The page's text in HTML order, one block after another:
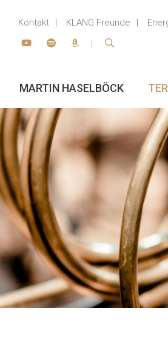
Kontakt KLANG Freunde
MARTIN HASELBÖCK